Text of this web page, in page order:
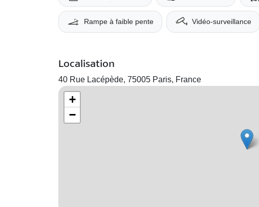
Rampe à faible pente Vidéo-surveillance
Localisation
40 Rue Lacépède, 75005 Paris, France
+
−